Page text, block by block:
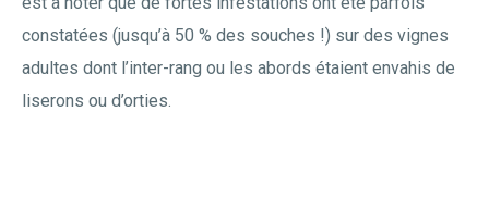
constatées (jusqu’à 50 % des souches !) sur des vignes
adultes dont l’inter-rang ou les abords étaient envahis de
liserons ou d’orties.